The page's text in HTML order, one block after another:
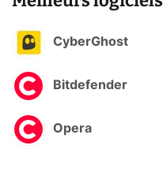
CyberGhost
Bitdefender
Opera